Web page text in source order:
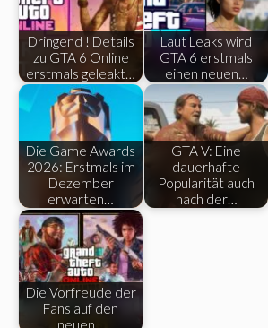
Dringend ! Details
zu GTA 6 Online
erstmals geleakt…
Laut Leaks wird
GTA 6 erstmals
einen neuen…
Die Game Awards
2026: Erstmals im
Dezember
erwarten…
GTA V: Eine
dauerhafte
Popularität auch
nach der…
Die Vorfreude der
Fans auf den
neuen…